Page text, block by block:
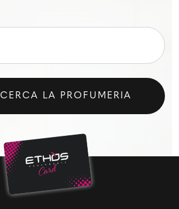
CERCA LA PROFUMERIA